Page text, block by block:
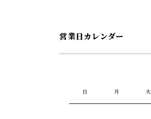
開
く
営業日カレンダー
日 月 火